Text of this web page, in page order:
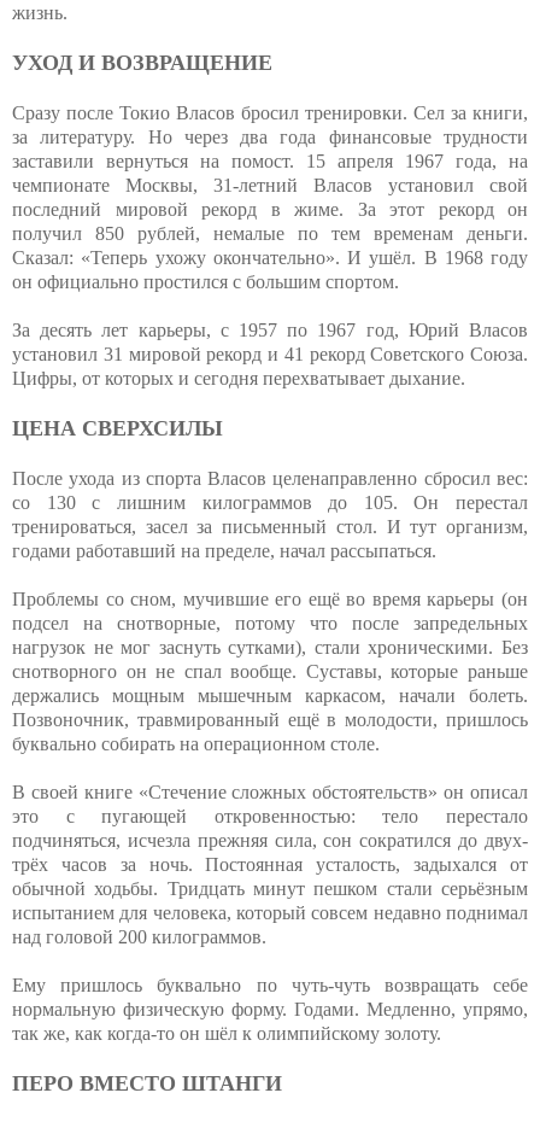
жизнь.
УХОД И ВОЗВРАЩЕНИЕ
Сразу после Токио Власов бросил тренировки. Сел за книги,
за литературу. Но через два года финансовые трудности
заставили вернуться на помост. 15 апреля 1967 года, на
чемпионате Москвы, 31-летний Власов установил свой
последний мировой рекорд в жиме. За этот рекорд он
получил 850 рублей, немалые по тем временам деньги.
Сказал: «Теперь ухожу окончательно». И ушёл. В 1968 году
он официально простился с большим спортом.
За десять лет карьеры, с 1957 по 1967 год, Юрий Власов
установил 31 мировой рекорд и 41 рекорд Советского Союза.
Цифры, от которых и сегодня перехватывает дыхание.
ЦЕНА СВЕРХСИЛЫ
После ухода из спорта Власов целенаправленно сбросил вес:
со 130 с лишним килограммов до 105. Он перестал
тренироваться, засел за письменный стол. И тут организм,
годами работавший на пределе, начал рассыпаться.
Проблемы со сном, мучившие его ещё во время карьеры (он
подсел на снотворные, потому что после запредельных
нагрузок не мог заснуть сутками), стали хроническими. Без
снотворного он не спал вообще. Суставы, которые раньше
держались мощным мышечным каркасом, начали болеть.
Позвоночник, травмированный ещё в молодости, пришлось
буквально собирать на операционном столе.
В своей книге «Стечение сложных обстоятельств» он описал
это с пугающей откровенностью: тело перестало
подчиняться, исчезла прежняя сила, сон сократился до двух-
трёх часов за ночь. Постоянная усталость, задыхался от
обычной ходьбы. Тридцать минут пешком стали серьёзным
испытанием для человека, который совсем недавно поднимал
над головой 200 килограммов.
Ему пришлось буквально по чуть-чуть возвращать себе
нормальную физическую форму. Годами. Медленно, упрямо,
так же, как когда-то он шёл к олимпийскому золоту.
ПЕРО ВМЕСТО ШТАНГИ